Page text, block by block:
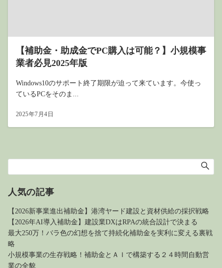
【補助金・助成金でPC購入は可能？】小規模事
業者必見2025年版
Windows10のサポート終了期限が迫って来ています。今使っ
ているPCをそのま...
2025年7月4日
人気の記事
【2026新事業進出補助金】港湾ヤード建設と資材供給の採択戦略
【2026年AI導入補助金】建設業DXはRPAの統合設計で決まる
最大250万！バラ色の幻想を捨て持続化補助金を実利に変える裏戦
略
小規模事業の生存戦略！補助金とＡＩで構築する２４時間自動営
業の全貌